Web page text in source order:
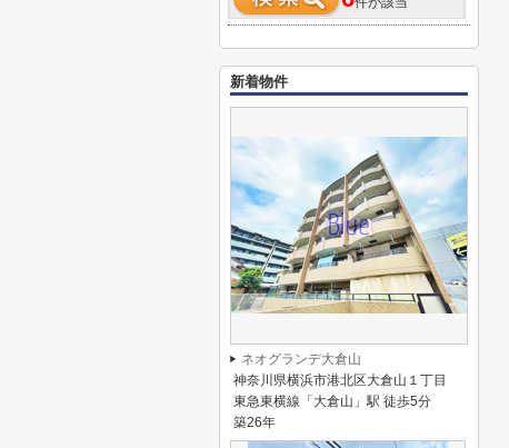
新着物件
ネオグランデ大倉山
神奈川県横浜市港北区大倉山１丁目
東急東横線「大倉山」駅 徒歩5分
築26年